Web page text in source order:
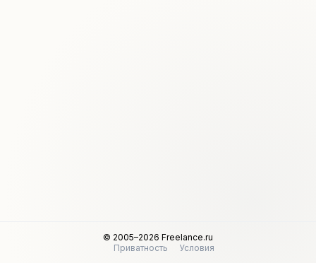
© 2005–2026 Freelance.ru
Приватность
Условия